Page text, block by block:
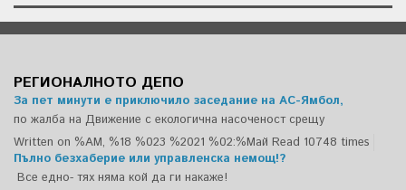
РЕГИОНАЛНОТО ДЕПО
За пет минути е приключило заседание на АС-Ямбол,
по жалба на Движение с екологична насоченост срещу
Written on %AM, %18 %023 %2021 %02:%Май Read 10748 times
Пълно безхаберие или управленска немощ!?
Все едно- тях няма кой да ги накаже!